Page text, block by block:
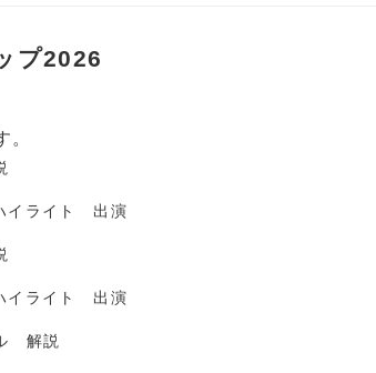
プ2026
イライト 出演
イライト 出演
解説